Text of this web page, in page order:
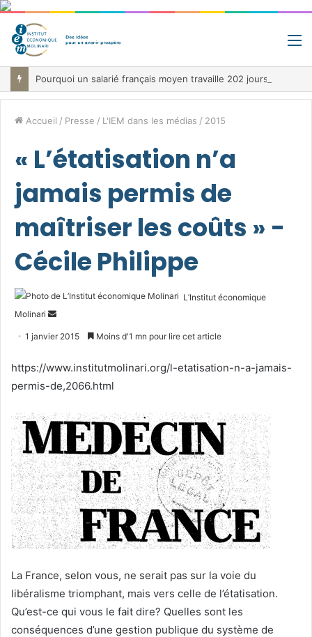
Accueil / Presse / L'IEM dans les médias / 2015
« L’étatisation n’a
jamais permis de
maîtriser les coûts » -
Cécile Philippe
L’Institut économique
Molinari
Envoyer
1 janvier 2015 Moins d'1 mn pour lire cet article
https://www.institutmolinari.org/l-etatisation-n-a-jamais-
permis-de,2066.html
La France, selon vous, ne serait pas sur la voie du
libéralisme triomphant, mais vers celle de l’étatisation.
Qu’est-ce qui vous le fait dire? Quelles sont les
conséquences d’une gestion publique du système de